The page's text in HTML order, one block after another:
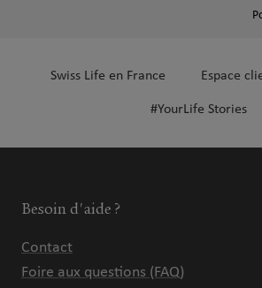
Swiss Life en France Espace
#YourLife Stories
Besoin d'aide ?
Contact
Foire aux questions (FAQ)